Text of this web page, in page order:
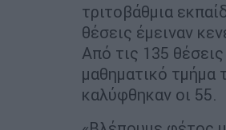
τριτοβάθμια
θέσεις έμειναν
Από τις 135
μαθηματικό τμήμα
καλύφθηκαν οι